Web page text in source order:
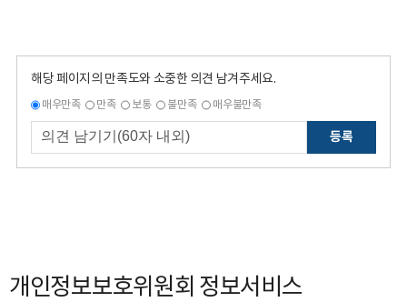
해당 페이지의 만족도와 소중한 의견 남겨주세요.
매우만족 만족 보통 불만족 매우불만족
등록
개인정보보호위원회 정보서비스